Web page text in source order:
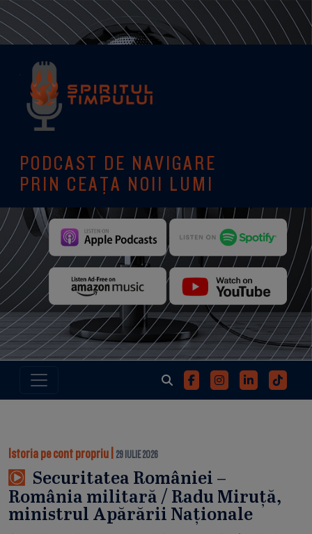
PODCAST DE NAVIGARE
PRIN CEAȚA NOII LUMI
Istoria pe cont propriu 29 IULIE 2026
Securitatea României –
România militară / Radu Miruță,
ministrul Apărării Naționale